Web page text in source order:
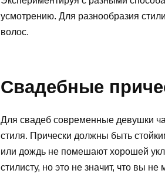
усмотрению. Для разнообразия
волос.
Свадебные
Для свадеб современные девушки
стиля. Прически должны быть
или дождь не помешают хорошей
стилисту, но это не значит, что вы